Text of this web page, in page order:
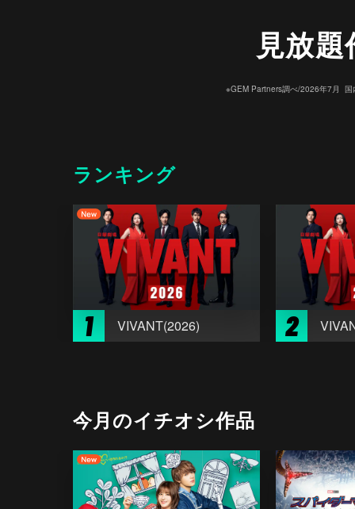
見放
※GEM Partners調べ/2026年7⽉ 国
ランキング
1 VIVANT(2026) 2
今月のイチオシ作品